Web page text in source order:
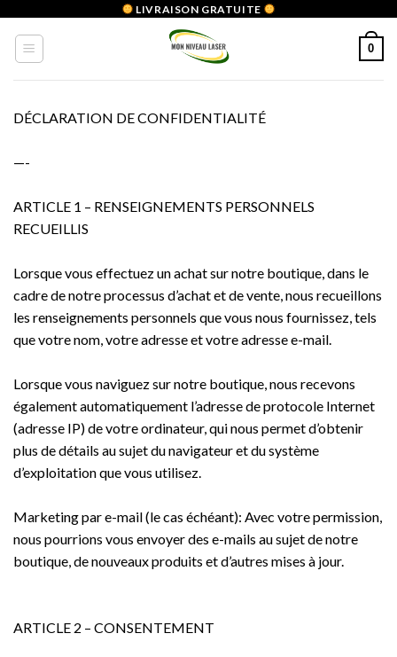
content
LIVRAISON GRATUITE
0
DÉCLARATION DE CONFIDENTIALITÉ
—-
ARTICLE 1 – RENSEIGNEMENTS PERSONNELS
RECUEILLIS
Lorsque vous effectuez un achat sur notre boutique, dans le
cadre de notre processus d’achat et de vente, nous recueillons
les renseignements personnels que vous nous fournissez, tels
que votre nom, votre adresse et votre adresse e-mail.
Lorsque vous naviguez sur notre boutique, nous recevons
également automatiquement l’adresse de protocole Internet
(adresse IP) de votre ordinateur, qui nous permet d’obtenir
plus de détails au sujet du navigateur et du système
d’exploitation que vous utilisez.
Marketing par e-mail (le cas échéant): Avec votre permission,
nous pourrions vous envoyer des e-mails au sujet de notre
boutique, de nouveaux produits et d’autres mises à jour.
ARTICLE 2 – CONSENTEMENT